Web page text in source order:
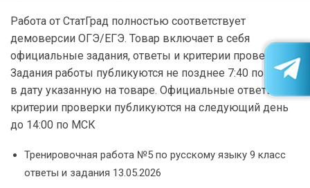
Работа от СтатГрад полностью соответствует
демоверсии ОГЭ/ЕГЭ. Товар включает в себя
официальные задания, ответы и критерии проверки.
Задания работы публикуются не позднее 7:40 по МСК
в дату указанную на товаре. Официальные ответы и
критерии проверки публикуются на следующий день
до 14:00 по МСК
Тренировочная работа №5 по русскому языку 9 класс
ответы и задания 13.05.2026